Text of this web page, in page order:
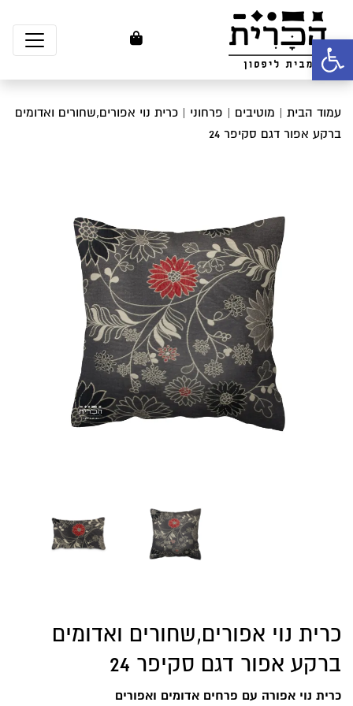
פתח סרגל נגישות
עמוד הבית | מוטיבים | פרחוני | כרית נוי אפורים,שחורים ואדומים
ברקע אפור דגם סקיפר 24
כרית נוי אפורים,שחורים ואדומים
ברקע אפור דגם סקיפר 24
כרית נוי אפורה עם פרחים אדומים ואפורים